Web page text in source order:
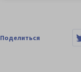
Поделиться